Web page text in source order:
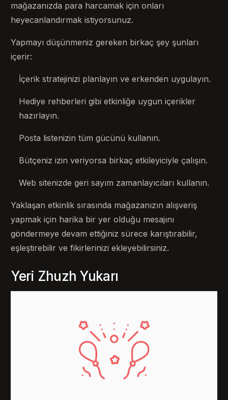
mağazanızda para harcamak için onları
heyecanlandırmak istiyorsunuz.
Yapmayı düşünmeniz gereken birkaç şey şunları
içerir:
İçerik stratejinizi planlayın ve erkenden uygulayın.
Hediye rehberleri gibi etkinliğe uygun içerikler
hazırlayın.
Posta listenizin tüm gücünü kullanın.
Bütçeniz izin veriyorsa birkaç etkileyiciyle çalışın.
Web sitenizde geri sayım zamanlayıcıları kullanın.
Yaklaşan etkinlik sırasında mağazanızın alışveriş
yapmak için harika bir yer olduğu mesajını
göndermeye devam ettiğiniz sürece karıştırabilir,
eşleştirebilir ve fikirlerinizi ekleyebilirsiniz.
Yeri Zhuzh Yukarı